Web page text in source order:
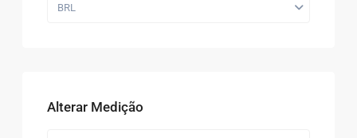
BRL
Alterar Medição